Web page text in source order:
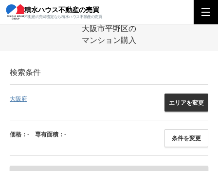
積水ハウス不動産の売買
不動産の売却査定なら積水ハウス不動産の売買
積水ハウス不動産の売買 関西エリア 大阪市平野
大阪市平野区の
マンション購入
検索条件
大阪府
エリアを変更
価格： - 専有面積： -
条件を変更